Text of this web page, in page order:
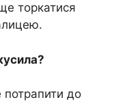
торкатися
до